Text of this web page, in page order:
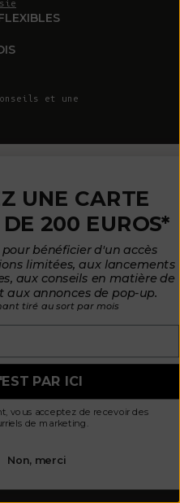
et une
des courriels sur
produits, pour en
et plus encore !
CARTE
EUROS*
d'un accès
aux lancements
conseils en matière de
de pop-up.
au sort par mois
ICI
de recevoir des
marketing.